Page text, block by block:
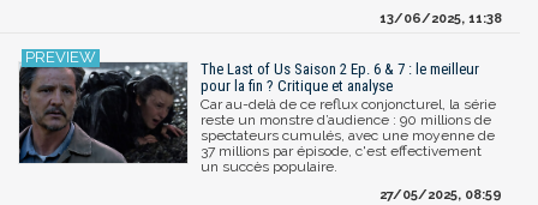
13/06/2025, 11:38
The Last of Us Saison 2 Ep. 6 & 7 : le meilleur
pour la fin ? Critique et analyse
Car au-delà de ce reflux conjoncturel, la série
reste un monstre d’audience : 90 millions de
spectateurs cumulés, avec une moyenne de
37 millions par épisode, c'est effectivement
un succès populaire.
27/05/2025, 08:59